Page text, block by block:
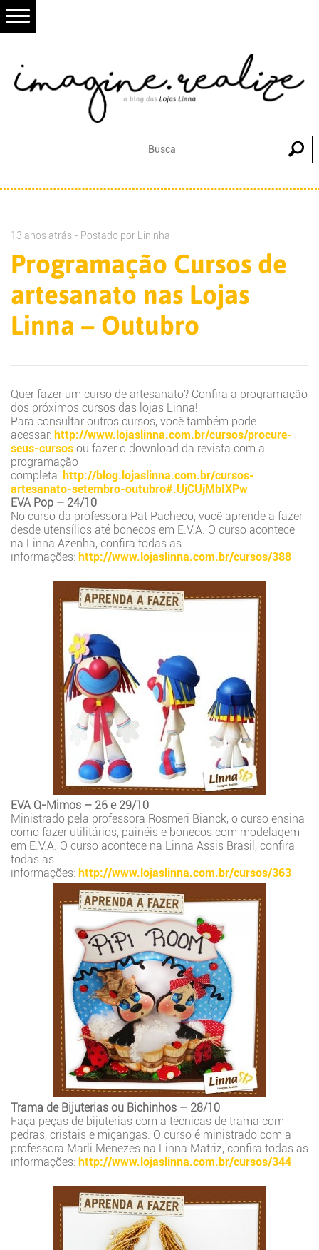
13 anos atrás - Postado por Lininha
Programação Cursos de
artesanato nas Lojas
Linna – Outubro
Quer fazer um curso de artesanato? Confira a programação
dos próximos cursos das lojas Linna!
Para consultar outros cursos, você também pode
acessar: http://www.lojaslinna.com.br/cursos/procure-
seus-cursos ou fazer o download da revista com a
programação
completa: http://blog.lojaslinna.com.br/cursos-
artesanato-setembro-outubro#.UjCUjMbIXPw
EVA Pop – 24/10
No curso da professora Pat Pacheco, você aprende a fazer
desde utensílios até bonecos em E.V.A. O curso acontece
na Linna Azenha, confira todas as
informações: http://www.lojaslinna.com.br/cursos/388
EVA Q-Mimos – 26 e 29/10
Ministrado pela professora Rosmeri Bianck, o curso ensina
como fazer utilitários, painéis e bonecos com modelagem
em E.V.A. O curso acontece na Linna Assis Brasil, confira
todas as
informações: http://www.lojaslinna.com.br/cursos/363
Trama de Bijuterias ou Bichinhos – 28/10
Faça peças de bijuterias com a técnicas de trama com
pedras, cristais e miçangas. O curso é ministrado com a
professora Marli Menezes na Linna Matriz, confira todas as
informações: http://www.lojaslinna.com.br/cursos/344